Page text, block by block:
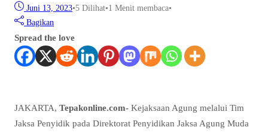
Juni 13, 2023•5 Dilihat•1 Menit membaca•
Bagikan
Spread the love
JAKARTA, Tepakonline.com- Kejaksaan Agung melalui Tim
Jaksa Penyidik pada Direktorat Penyidikan Jaksa Agung Muda